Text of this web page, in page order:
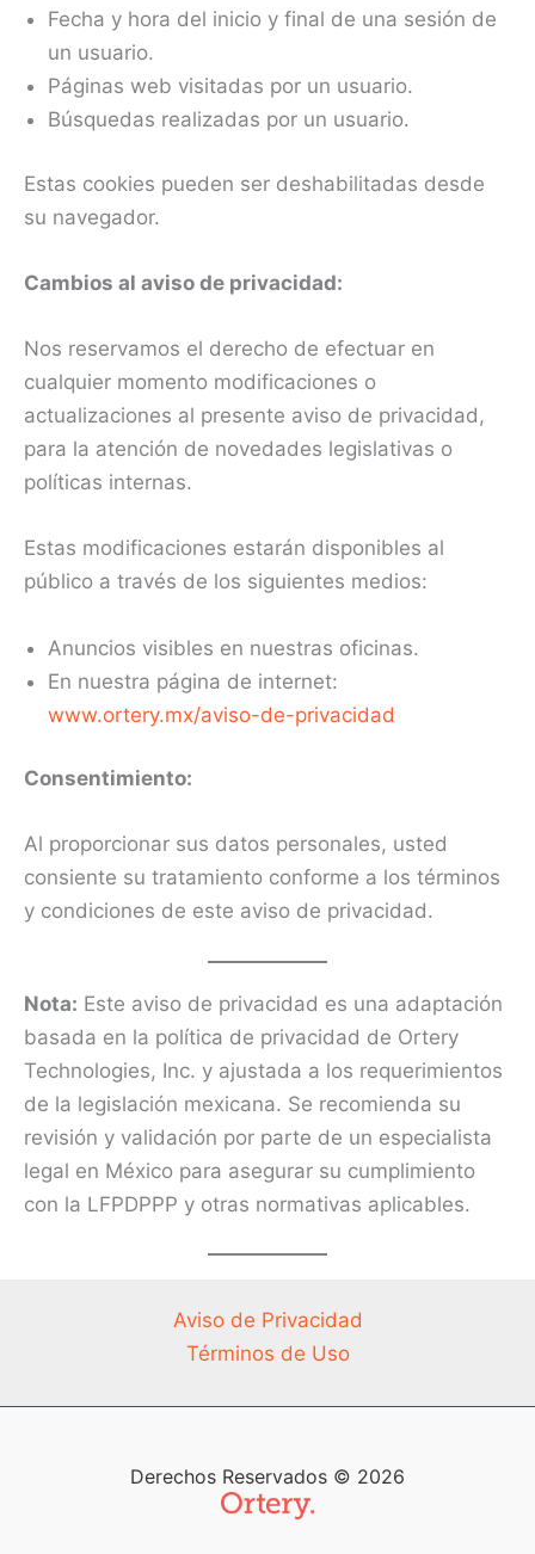
Fecha y hora del inicio y final de una sesión de
un usuario.
Páginas web visitadas por un usuario.
Búsquedas realizadas por un usuario.
Estas cookies pueden ser deshabilitadas desde
su navegador.
Cambios al aviso de privacidad:
Nos reservamos el derecho de efectuar en
cualquier momento modificaciones o
actualizaciones al presente aviso de privacidad,
para la atención de novedades legislativas o
políticas internas.
Estas modificaciones estarán disponibles al
público a través de los siguientes medios:
Anuncios visibles en nuestras oficinas.
En nuestra página de internet:
www.ortery.mx/aviso-de-privacidad
Consentimiento:
Al proporcionar sus datos personales, usted
consiente su tratamiento conforme a los términos
y condiciones de este aviso de privacidad.
Nota: Este aviso de privacidad es una adaptación
basada en la política de privacidad de Ortery
Technologies, Inc. y ajustada a los requerimientos
de la legislación mexicana. Se recomienda su
revisión y validación por parte de un especialista
legal en México para asegurar su cumplimiento
con la LFPDPPP y otras normativas aplicables.
Aviso de Privacidad
Términos de Uso
Derechos Reservados © 2026